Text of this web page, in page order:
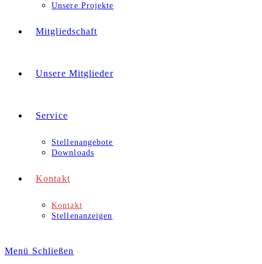
Unsere Projekte
Mitgliedschaft
Unsere Mitglieder
Service
Stellenangebote
Downloads
Kontakt
Kontakt
Stellenanzeigen
Menü Schließen